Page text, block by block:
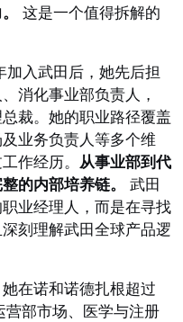
这是一个值得拆解的
入武田后，她先后担
消化事业部负责人，
裁。 她的职业路径覆盖
业务负责人等多个维
作经历。
从事业部到代
的内部培养链。
武田
业经理人，而是在寻找
刻理解武田全球产品逻
在诺和诺德扎根超过
部市场、医学与注册